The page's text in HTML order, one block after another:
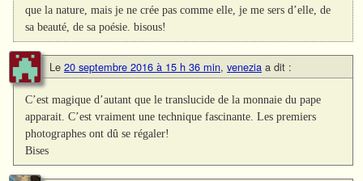
que la nature, mais je ne crée pas comme elle, je me sers d’elle, de
sa beauté, de sa poésie. bisous!
Le 20 septembre 2016 à 15 h 36 min, venezia a dit :
C’est magique d’autant que le translucide de la monnaie du pape
apparait. C’est vraiment une technique fascinante. Les premiers
photographes ont dû se régaler!
Bises